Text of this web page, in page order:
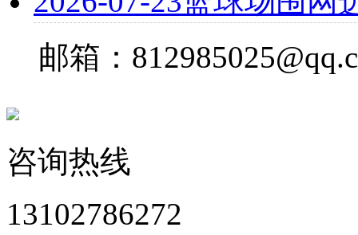
邮箱：
咨询热线
13102786272